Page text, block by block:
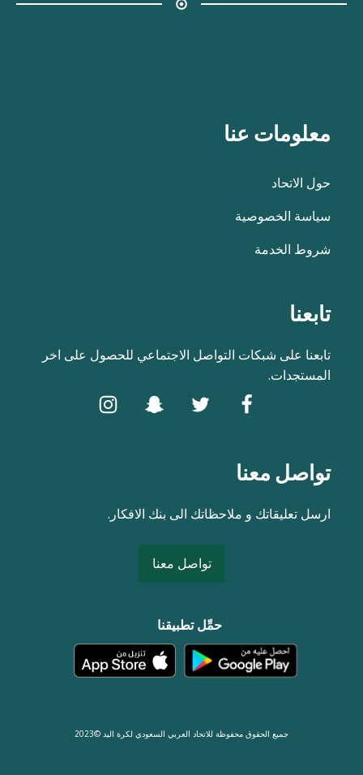
معلومات عنا
حول الاتحاد
سياسة الخصوصية
شروط الخدمة
تابعنا
تابعنا على شبكات التواصل الاجتماعي للحصول على اخر
المستجدات.
تواصل معنا
ارسل تعليقاتك و ملاحظاتك الى بنك الافكار.
تواصل معنا
حمِّل تطبيقنا
جميع الحقوق محفوظة للاتحاد العربي السعودي لكرة اليد ©2023